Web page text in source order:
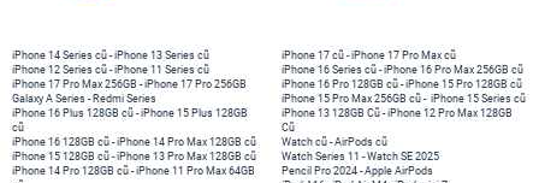
iPhone 14 Series cũ -iPhone 13 Series cũ
iPhone 12 Series cũ -iPhone 11 Series cũ
iPhone 17 Pro Max 256GB -iPhone 17 Pro 256GB
Galaxy A Series - Redmi Series
iPhone 17 cũ -iPhone 17 Pro Max cũ
iPhone 16 Series cũ - iPhone 16 Pro Max 256GB cũ
iPhone 16 Pro 128GB cũ -iPhone 15 Pro 128GB cũ
iPhone 15 Pro Max 256GB cũ - iPhone 15 Series cũ
iPhone 16 Plus 128GB cũ -iPhone 15 Plus 128GB
cũ
iPhone 16 128GB cũ -iPhone 14 Pro Max 128GB cũ
iPhone 15 128GB cũ -iPhone 13 Pro Max 128GB cũ
iPhone 14 Pro 128GB cũ -iPhone 11 Pro Max 64GB
iPhone 13 128GB Cũ -iPhone 12 Pro Max 128GB
Cũ
Watch cũ -AirPods cũ
Watch Series 11 -Watch SE 2025
Pencil Pro 2024 -Apple AirPods